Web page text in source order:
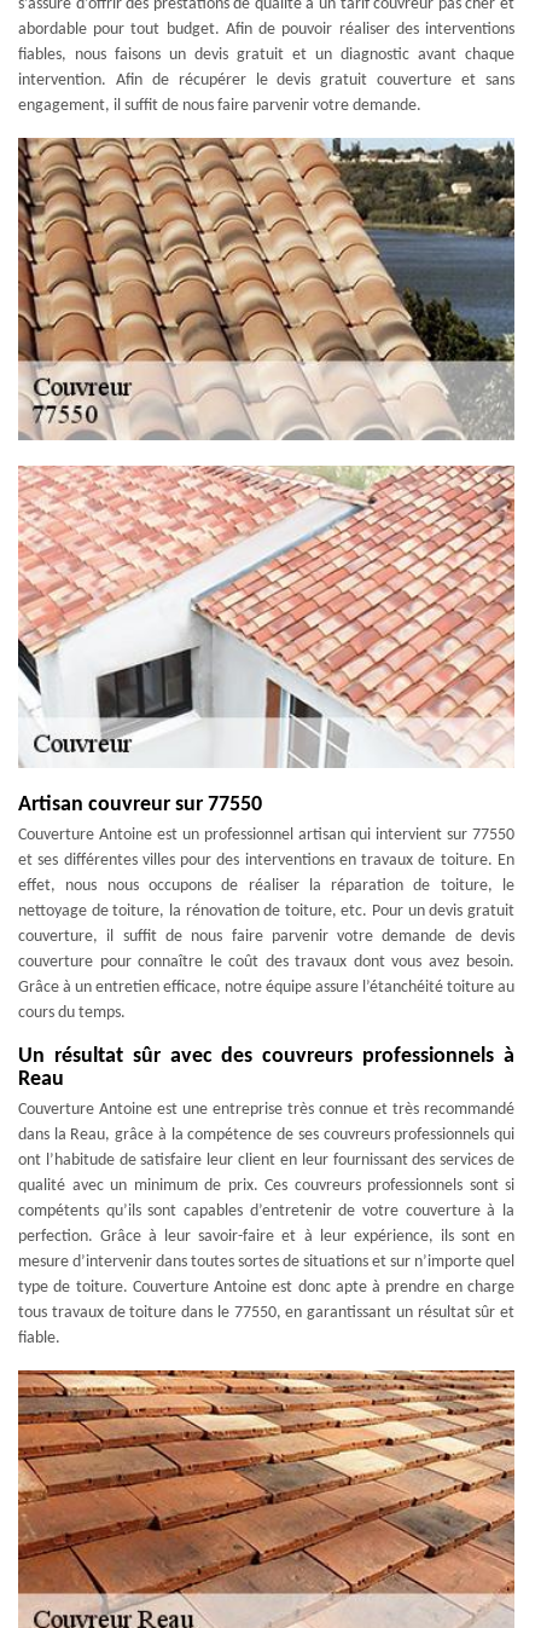
s’assure d’offrir des prestations de qualité à un tarif couvreur pas cher et
abordable pour tout budget. Afin de pouvoir réaliser des interventions
fiables, nous faisons un devis gratuit et un diagnostic avant chaque
intervention. Afin de récupérer le devis gratuit couverture et sans
engagement, il suffit de nous faire parvenir votre demande.
Artisan couvreur sur 77550
Couverture Antoine est un professionnel artisan qui intervient sur 77550
et ses différentes villes pour des interventions en travaux de toiture. En
effet, nous nous occupons de réaliser la réparation de toiture, le
nettoyage de toiture, la rénovation de toiture, etc. Pour un devis gratuit
couverture, il suffit de nous faire parvenir votre demande de devis
couverture pour connaître le coût des travaux dont vous avez besoin.
Grâce à un entretien efficace, notre équipe assure l’étanchéité toiture au
cours du temps.
Un résultat sûr avec des couvreurs professionnels à
Reau
Couverture Antoine est une entreprise très connue et très recommandé
dans la Reau, grâce à la compétence de ses couvreurs professionnels qui
ont l’habitude de satisfaire leur client en leur fournissant des services de
qualité avec un minimum de prix. Ces couvreurs professionnels sont si
compétents qu’ils sont capables d’entretenir de votre couverture à la
perfection. Grâce à leur savoir-faire et à leur expérience, ils sont en
mesure d’intervenir dans toutes sortes de situations et sur n’importe quel
type de toiture. Couverture Antoine est donc apte à prendre en charge
tous travaux de toiture dans le 77550, en garantissant un résultat sûr et
fiable.